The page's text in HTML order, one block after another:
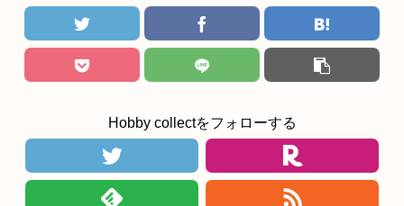
Hobby collectをフォローする